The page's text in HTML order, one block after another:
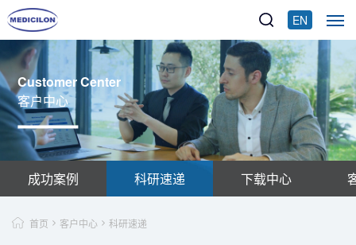
EN
Customer Center
客户中心
成功案例 科研速递 下载中心
首页 客户中心 科研速递